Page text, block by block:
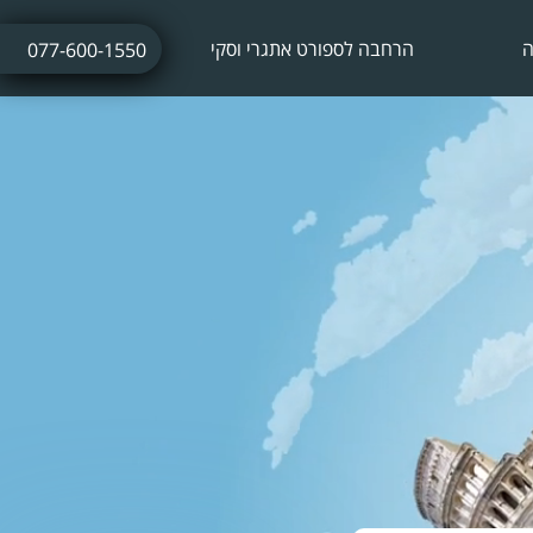
הרחבה לספורט אתגרי וסקי
ביטוח חו"ל עם אטרקציות אתגריות
ביטוח חו"ל לתחרויות ספורט
ביטוח נסיעות לתרמילאים
ביטוח נסיעות עסקיות
ביטוח נסיעות לשייט הפלגה
077-600-1550